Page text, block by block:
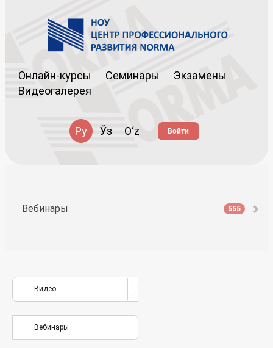
Онлайн-курсы Семинары
Экзамены
Видеогалерея
Ру Ўз Oʻz Войти
Вебинары 555
Видео
Вебинары